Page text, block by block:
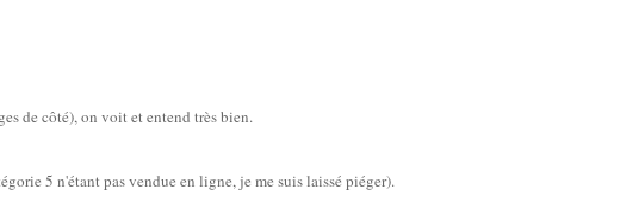
de côté), on voit et entend très bien.
5 n'étant pas vendue en ligne, je me suis laissé piéger).